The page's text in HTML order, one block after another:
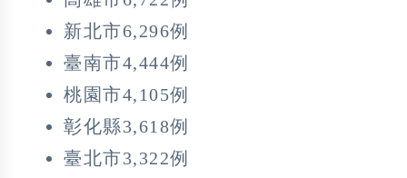
新北市6,296例
臺南市4,444例
桃園市4,105例
彰化縣3,618例
臺北市3,322例